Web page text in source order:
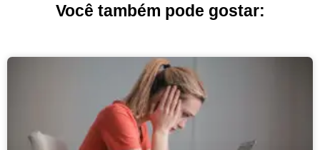
Você também pode gostar: